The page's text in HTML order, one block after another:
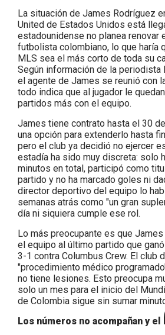
La situación de James Rodríguez
United de Estados Unidos está
estadounidense no planea renovar
futbolista colombiano, lo que haría
MLS sea el más corto de toda su
Según información de la periodista
el agente de James se reunió con
todo indica que al jugador le
partidos más con el equipo.
James tiene contrato hasta el 30
una opción para extenderlo hasta
pero el club ya decidió no ejercer
estadía ha sido muy discreta: solo
minutos en total, participó como
partido y no ha marcado goles ni
director deportivo del equipo lo
semanas atrás como "un gran
día ni siquiera cumple ese rol.
Lo más preocupante es que
el equipo al último partido que
3-1 contra Columbus Crew. El club
"procedimiento médico
no tiene lesiones. Esto preocupa
solo un mes para el inicio del
de Colombia sigue sin sumar
Los números no acompañan y